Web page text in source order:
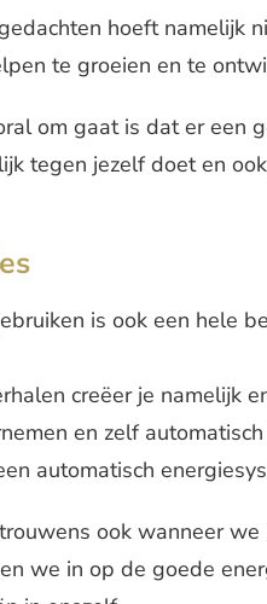
hoeft namelijk
te groeien en te
om gaat is dat er een
tegen jezelf doet en
is ook een hele
creëer je namelijk
en zelf
automatisch
ook wanneer we
we in op de goede